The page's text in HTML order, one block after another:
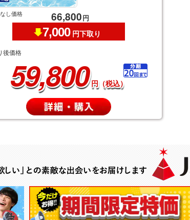
し価格 66,800円
7,000 円下取り
後価格
59,800 円（税込）